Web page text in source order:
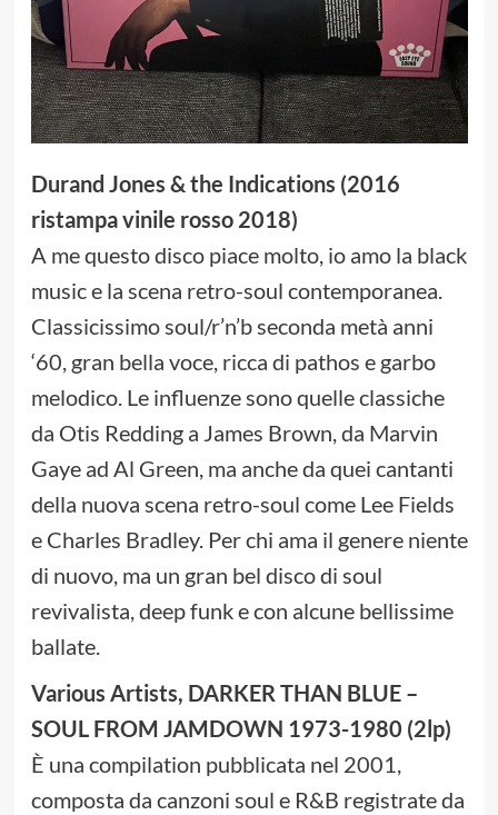
Durand Jones & the Indications (2016
ristampa vinile rosso 2018)
A me questo disco piace molto, io amo la black
music e la scena retro-soul contemporanea.
Classicissimo soul/r’n’b seconda metà anni
‘60, gran bella voce, ricca di pathos e garbo
melodico. Le influenze sono quelle classiche
da Otis Redding a James Brown, da Marvin
Gaye ad Al Green, ma anche da quei cantanti
della nuova scena retro-soul come Lee Fields
e Charles Bradley. Per chi ama il genere niente
di nuovo, ma un gran bel disco di soul
revivalista, deep funk e con alcune bellissime
ballate.
Various Artists, DARKER THAN BLUE –
SOUL FROM JAMDOWN 1973-1980 (2lp)
È una compilation pubblicata nel 2001,
composta da canzoni soul e R&B registrate da